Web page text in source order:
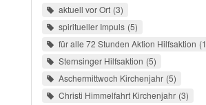
aktuell vor Ort 3
spiritueller Impuls 5
für alle 72 Stunden Aktion Hilfsaktion 1
Sternsinger Hilfsaktion 5
Aschermittwoch Kirchenjahr 5
Christi Himmelfahrt Kirchenjahr 3